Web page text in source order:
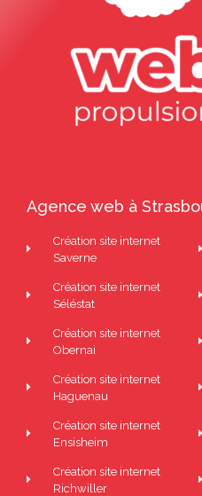
Agence web à
Création site internet
Saverne
Création site internet
Séléstat
Création site internet
Obernai
Création site internet
Haguenau
Création site internet
Ensisheim
Création site internet
Richwiller